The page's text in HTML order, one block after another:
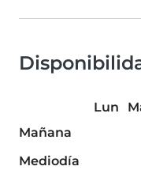
Lun
Mañana
Mediodía